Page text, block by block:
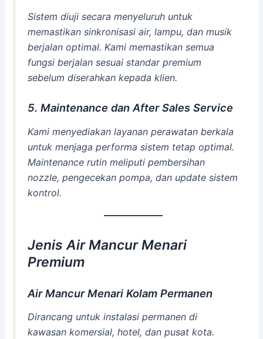
Sistem diuji secara menyeluruh untuk
memastikan sinkronisasi air, lampu, dan musik
berjalan optimal. Kami memastikan semua
fungsi berjalan sesuai standar premium
sebelum diserahkan kepada klien.
5. Maintenance dan After Sales Service
Kami menyediakan layanan perawatan berkala
untuk menjaga performa sistem tetap optimal.
Maintenance rutin meliputi pembersihan
nozzle, pengecekan pompa, dan update sistem
kontrol.
Jenis Air Mancur Menari
Premium
Air Mancur Menari Kolam Permanen
Dirancang untuk instalasi permanen di
kawasan komersial, hotel, dan pusat kota.